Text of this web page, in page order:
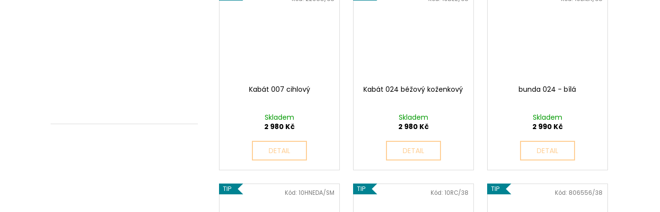
Kabát 007 cihlový
Skladem
2 980 Kč
DETAIL
Kabát 024 béžový koženkový
Skladem
2 980 Kč
DETAIL
bunda 024 - bílá
Skladem
2 990 Kč
DETAIL
TIP Kód:10HNEDA/SM TIP Kód: 10RC/38 TIP Kód: 806556/38